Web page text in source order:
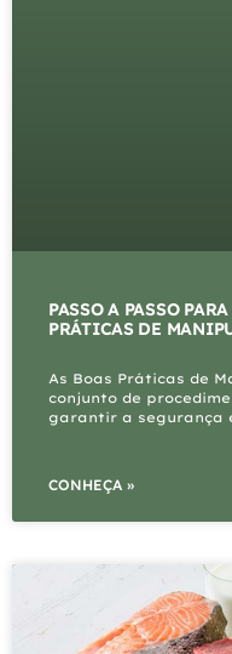
PASSO A PASSO
PRÁTICAS DE
As Boas Práticas de
conjunto de
garantir a segurança
CONHEÇA »